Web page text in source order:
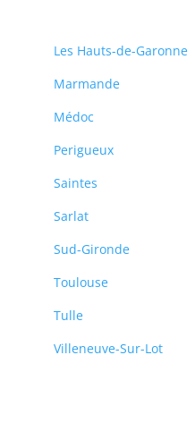
Les Hauts-de-Garonne
Marmande
Médoc
Perigueux
Saintes
Sarlat
Sud-Gironde
Toulouse
Tulle
Villeneuve-Sur-Lot